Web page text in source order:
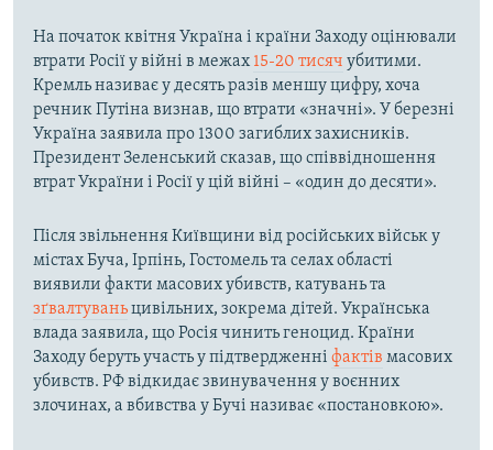
На початок квітня Україна і країни Заходу оцінювали
втрати Росії у війні в межах 15-20 тисяч убитими.
Кремль називає у десять разів меншу цифру, хоча
речник Путіна визнав, що втрати «значні». У березні
Україна заявила про 1300 загиблих захисників.
Президент Зеленський сказав, що співвідношення
втрат України і Росії у цій війні – «один до десяти».
Після звільнення Київщини від російських військ у
містах Буча, Ірпінь, Гостомель та селах області
виявили факти масових убивств, катувань та
зґвалтуваньцивільних, зокрема дітей. Українська
влада заявила, що Росія чинить геноцид. Країни
Заходу беруть участь у підтвердженні фактів масових
убивств. РФ відкидає звинувачення у воєнних
злочинах, а вбивства у Бучі називає «постановкою».